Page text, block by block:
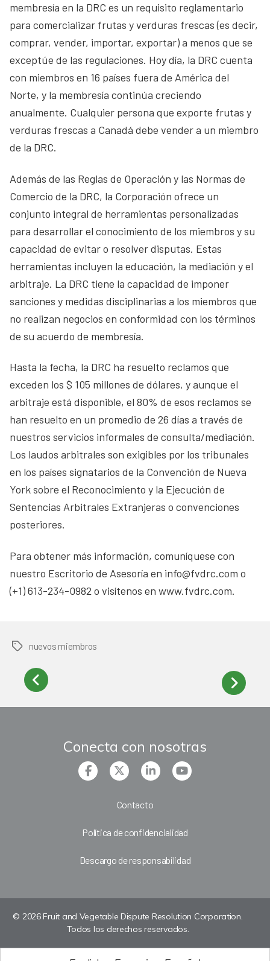
membresía en la DRC es un requisito reglamentario
para comercializar frutas y verduras frescas (es decir,
comprar, vender, importar, exportar) a menos que se
exceptúe de las regulaciones. Hoy día, la DRC cuenta
con miembros en 16 países fuera de América del
Norte, y la membresía continúa creciendo
anualmente. Cualquier persona que exporte frutas y
verduras frescas a Canadá debe vender a un miembro
de la DRC.
Además de las Reglas de Operación y las Normas de
Comercio de la DRC, la Corporación ofrece un
conjunto integral de herramientas personalizadas
para desarrollar el conocimiento de los miembros y su
capacidad de evitar o resolver disputas. Estas
herramientas incluyen la educación, la mediación y el
arbitraje. La DRC tiene la capacidad de imponer
sanciones y medidas disciplinarias a los miembros que
no realizan negocios en conformidad con los términos
de su acuerdo de membresía.
Hasta la fecha, la DRC ha resuelto reclamos que
exceden los $ 105 millones de dólares, y aunque el
arbitraje está disponible, el 80% de esos reclamos se
han resuelto en un promedio de 26 días a través de
nuestros servicios informales de consulta/mediación.
Los laudos arbitrales son exigibles por los tribunales
en los países signatarios de la Convención de Nueva
York sobre el Reconocimiento y la Ejecución de
Sentencias Arbitrales Extranjeras o convenciones
posteriores.
Para obtener más información, comuníquese con
nuestro Escritorio de Asesoría en info@fvdrc.com o
(+1) 613-234-0982 o visítenos en www.fvdrc.com.
Tagsnuevos miembros
Conecta con nosotras
Contacto
Política de confidencialidad
Descargo de responsabilidad
© 2026 Fruit and Vegetable Dispute Resolution Corporation.
Todos los derechos reservados.